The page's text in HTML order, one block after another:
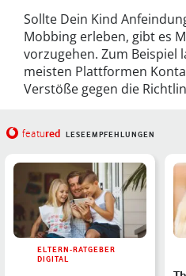
Sollte Dein Kind
Mobbing erleben, gibt es
vorzugehen. Zum Beispiel
meisten Plattformen
Verstöße gegen die
featured LESEEMPFEHLUNGEN
ELTERN-RATGEBER
DIGITAL